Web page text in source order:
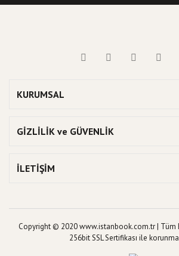
KURUMSAL
GİZLİLİK ve GÜVENLİK
İLETİŞİM
Copyright © 2020 www.istanbook.com.tr | Tüm
256bit SSL Sertifikası ile